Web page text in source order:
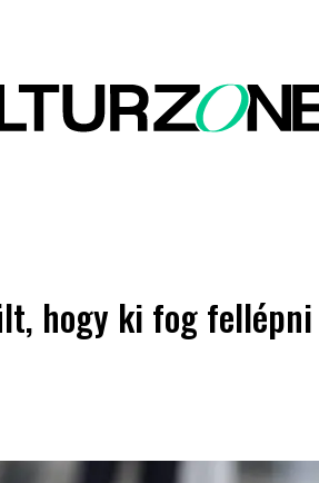
hogy ki fog fellépni